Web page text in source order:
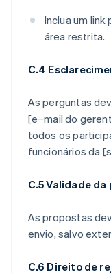
Inclua um
área restrita.
C.4
As perguntas
[e−mail do
todos os
funcionários da
C.5 Validade
As propostas
envio, salvo
C.6 Direito de